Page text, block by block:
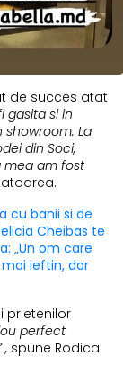
de succes atat
gasita si in
showroom. La
din Soci,
mea am fost
cu banii si de
Cheibas te
„Un om care
ieftin, dar
prietenilor
perfect
, spune Rodica